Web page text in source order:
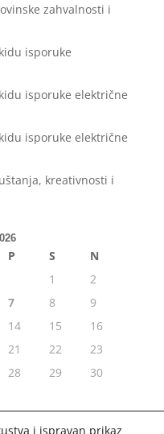
zahvalnosti i
isporuke
isporuke električne
isporuke električne
kreativnosti i
P S
N
1
2
7 8
9
14 15
16
21 22
23
28 29
30
i ispravan prikaz